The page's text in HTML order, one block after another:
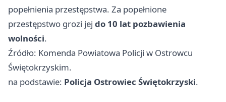
popełnienia przestępstwa. Za popełnione
przestępstwo grozi jej do 10 lat pozbawienia
wolności.
Źródło: Komenda Powiatowa Policji w Ostrowcu
Świętokrzyskim.
na podstawie: Policja Ostrowiec Świętokrzyski.